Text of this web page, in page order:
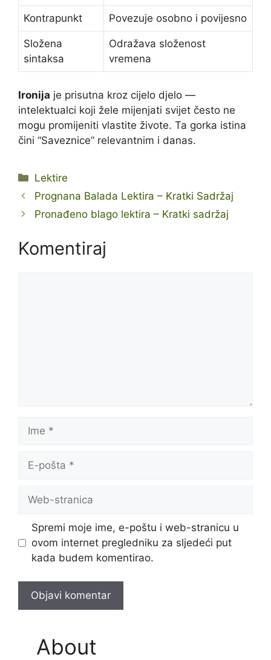
Kontrapunkt Povezuje osobno i povijesno
Složena
sintaksa
Odražava složenost
vremena
Ironija je prisutna kroz cijelo djelo —
intelektualci koji žele mijenjati svijet često ne
mogu promijeniti vlastite živote. Ta gorka istina
čini “Saveznice” relevantnim i danas.
Kategorije
Lektire
Prognana Balada Lektira – Kratki Sadržaj
Pronađeno blago lektira – Kratki sadržaj
Komentiraj
Ime
pošta
Web-
Spremi moje ime, e-poštu i web-stranicu u
ovom internet pregledniku za sljedeći put
kada budem komentirao.
About